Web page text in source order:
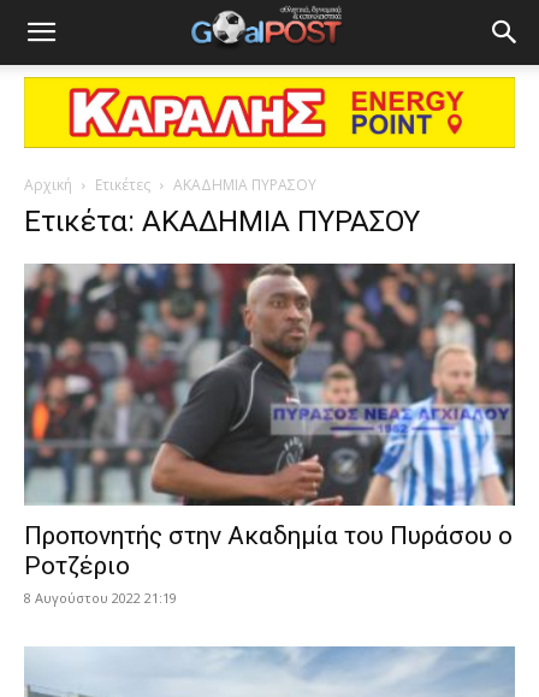
Αρχική Ετικέτες ΑΚΑΔΗΜΙΑ ΠΥΡΑΣΟΥ
Ετικέτα: ΑΚΑΔΗΜΙΑ ΠΥΡΑΣΟΥ
Προπονητής στην Ακαδημία του Πυράσου ο
Ροτζέριο
8 Αυγούστου 2022 21:19